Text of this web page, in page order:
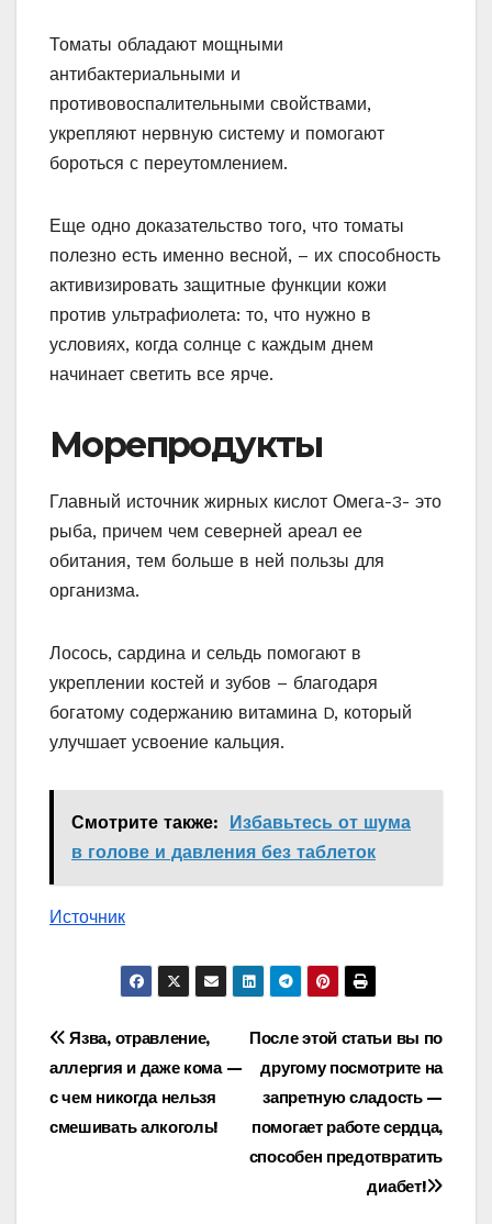
Томаты обладают мощными
антибактериальными и
противовоспалительными свойствами,
укрепляют нервную систему и помогают
бороться с переутомлением.
Еще одно доказательство того, что томаты
полезно есть именно весной, – их способность
активизировать защитные функции кожи
против ультрафиолета: то, что нужно в
условиях, когда солнце с каждым днем
начинает светить все ярче.
Морепродукты
Главный источник жирных кислот Омега-3- это
рыба, причем чем северней ареал ее
обитания, тем больше в ней пользы для
организма.
Лосось, сардина и сельдь помогают в
укреплении костей и зубов – благодаря
богатому содержанию витамина D, который
улучшает усвоение кальция.
Смотрите также:
Избавьтесь от шума
в голове и давления без таблеток
Источник
Навигация
по
записям
После этой статьи вы по
другому посмотрите на
запретную сладость —
помогает работе сердца,
способен предотвратить
диабет!
Язва, отравление,
аллергия и даже кома —
с чем никогда нельзя
смешивать алкоголь!